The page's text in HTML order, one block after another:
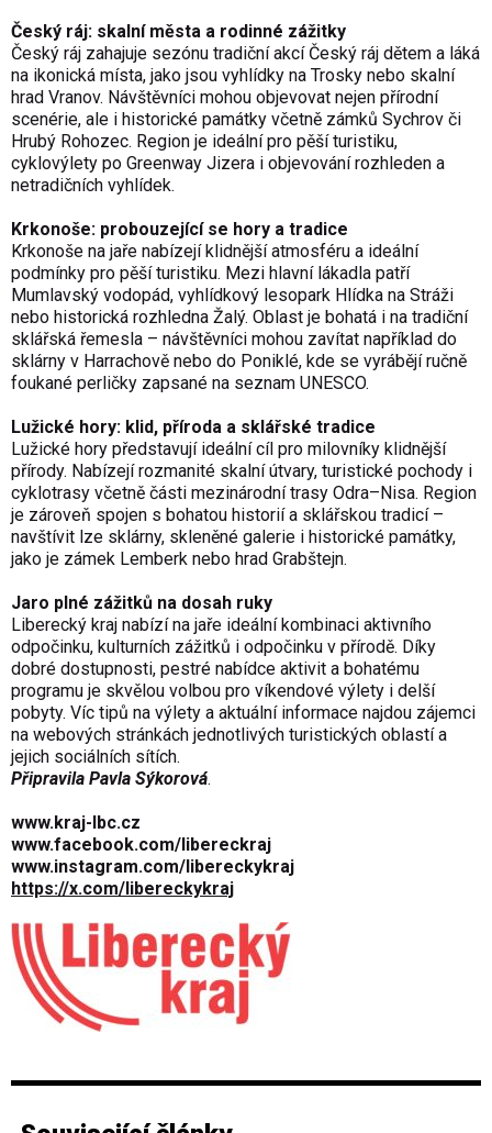
Český ráj: skalní města a rodinné zážitky
Český ráj zahajuje sezónu tradiční akcí Český ráj dětem a láká
na ikonická místa, jako jsou vyhlídky na Trosky nebo skalní
hrad Vranov. Návštěvníci mohou objevovat nejen přírodní
scenérie, ale i historické památky včetně zámků Sychrov či
Hrubý Rohozec. Region je ideální pro pěší turistiku,
cyklovýlety po Greenway Jizera i objevování rozhleden a
netradičních vyhlídek.
Krkonoše: probouzející se hory a tradice
Krkonoše na jaře nabízejí klidnější atmosféru a ideální
podmínky pro pěší turistiku. Mezi hlavní lákadla patří
Mumlavský vodopád, vyhlídkový lesopark Hlídka na Stráži
nebo historická rozhledna Žalý. Oblast je bohatá i na tradiční
sklářská řemesla – návštěvníci mohou zavítat například do
sklárny v Harrachově nebo do Poniklé, kde se vyrábějí ručně
foukané perličky zapsané na seznam UNESCO.
Lužické hory: klid, příroda a sklářské tradice
Lužické hory představují ideální cíl pro milovníky klidnější
přírody. Nabízejí rozmanité skalní útvary, turistické pochody i
cyklotrasy včetně části mezinárodní trasy Odra–Nisa. Region
je zároveň spojen s bohatou historií a sklářskou tradicí –
navštívit lze sklárny, skleněné galerie i historické památky,
jako je zámek Lemberk nebo hrad Grabštejn.
Jaro plné zážitků na dosah ruky
Liberecký kraj nabízí na jaře ideální kombinaci aktivního
odpočinku, kulturních zážitků i odpočinku v přírodě. Díky
dobré dostupnosti, pestré nabídce aktivit a bohatému
programu je skvělou volbou pro víkendové výlety i delší
pobyty. Víc tipů na výlety a aktuální informace najdou zájemci
na webových stránkách jednotlivých turistických oblastí a
jejich sociálních sítích.
Připravila Pavla Sýkorová.
www.kraj-lbc.cz
www.facebook.com/libereckraj
www.instagram.com/libereckykraj
https://x.com/libereckykraj